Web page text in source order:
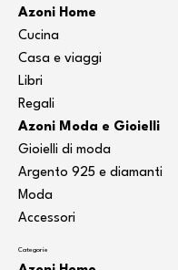
Azoni Home
Cucina
Casa e viaggi
Libri
Regali
Azoni Moda e Gioielli
Gioielli di moda
Argento 925 e diamanti
Moda
Accessori
Categorie